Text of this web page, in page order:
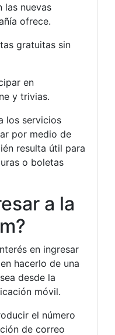
las nuevas
ofrece.
gratuitas sin
en
y trivias.
los servicios
por medio de
resulta útil para
o boletas
a la
en ingresar
hacerlo de una
desde la
móvil.
el número
de correo